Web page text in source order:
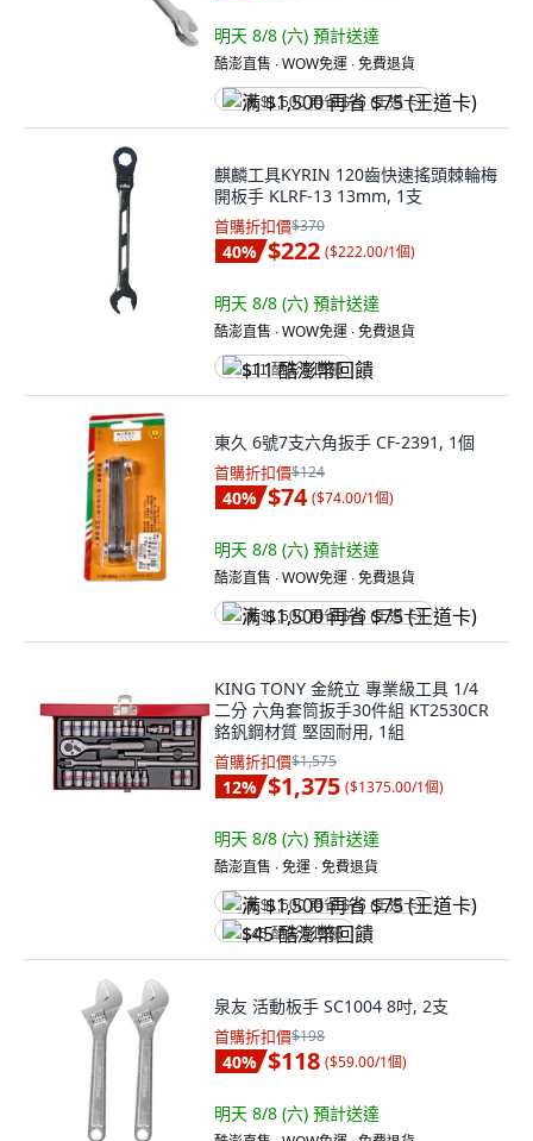
明天 8/8 (六) 預計送達
酷澎直售 ∙ WOW免運 ∙ 免費退貨
满 $1,500 再省 $75 (王道卡)
麒麟工具KYRIN 120齒快速搖頭棘輪梅
開板手 KLRF-13 13mm, 1支
首購折扣價$370
40% $222 ($222.00/1個)
明天 8/8 (六) 預計送達
酷澎直售 ∙ WOW免運 ∙ 免費退貨
$11 酷澎幣回饋
東久 6號7支六角扳手 CF-2391, 1個
首購折扣價$124
40% $74 ($74.00/1個)
明天 8/8 (六) 預計送達
酷澎直售 ∙ WOW免運 ∙ 免費退貨
满 $1,500 再省 $75 (王道卡)
KING TONY 金統立 專業級工具 1/4
二分 六角套筒扳手30件組 KT2530CR
鉻釩鋼材質 堅固耐用, 1組
首購折扣價$1,575
12% $1,375 ($1375.00/1個)
明天 8/8 (六) 預計送達
酷澎直售 ∙ 免運 ∙ 免費退貨
满 $1,500 再省 $75 (王道卡)
$45 酷澎幣回饋
泉友 活動板手 SC1004 8吋, 2支
首購折扣價$198
40% $118 ($59.00/1個)
明天 8/8 (六) 預計送達